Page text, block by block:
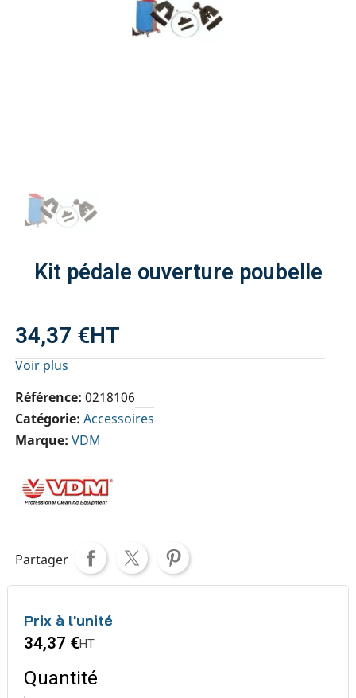
Kit pédale ouverture poubelle
34,37 €HT
Voir plus
Référence 0218106
Catégorie Accessoires
Marque VDM
Partager
Prix à l'unité
34,37 €HT
Quantité